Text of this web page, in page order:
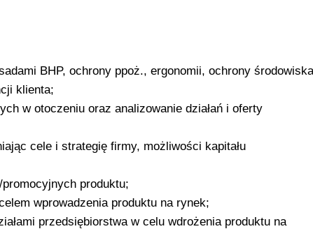
BHP, ochrony ppoż., ergonomii, ochrony
klienta;
w otoczeniu oraz analizowanie działań i oferty
cele i strategię firmy, możliwości kapitału
produktu;
wprowadzenia produktu na rynek;
przedsiębiorstwa w celu wdrożenia produktu na